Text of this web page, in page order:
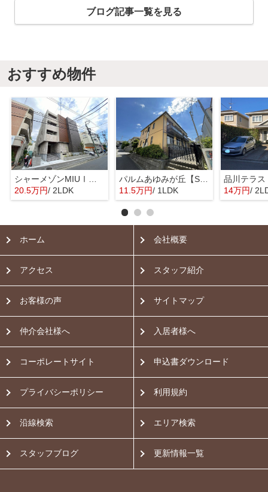
ブログ記事一覧を見る
おすすめ物件
20.5万円/ 2LDK
パルムあゆみが丘【SHM】
11.5万円/ 1LDK
品川テラス
14万円/
ホーム 会社概要
アクセス スタッフ紹介
お客様の声 サイトマップ
仲介会社様へ 入居者様へ
コーポレートサイト 申込書ダウンロード
プライバシーポリシー 利用規約
沿線検索 エリア検索
スタッフブログ 更新情報一覧